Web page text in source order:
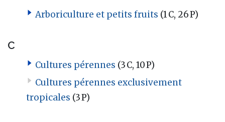
Arboriculture et petits fruits (1 C, 26 P)
C
Cultures pérennes (3 C, 10 P)
Cultures pérennes exclusivement
tropicales (3 P)